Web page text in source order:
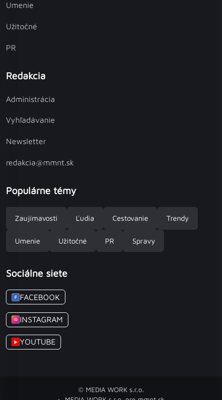
Umenie
Užitočné
PR
Redakcia
Administrácia
Vyhľadávanie
Newsletter
redakcia@mmnt.sk
Populárne témy
Zaujímavosti Ľudia Cestovanie Trendy
Umenie Užitočné PR Spravy
Sociálne siete
F FACEBOOK
IG INSTAGRAM
▶ YOUTUBE
© MEDIA WORK s.r.o.